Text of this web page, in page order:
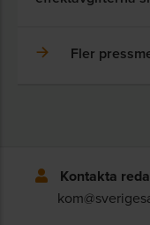
Fler
Kontakta